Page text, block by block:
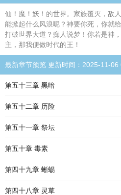
仙！魔！妖！的世界。家族覆灭，敌
能掀起什么风浪呢？神要你死，你就
打破世界大道？痴人说梦！你若是神
主，那我便做时代的王！
最新章节预览 更新时间：2025-11-06
第五十三章 黑暗
第五十二章 历险
第五十一章 祭坛
第五十章 毒素
第四十九章 蜥蜴
第四十八章 灵草